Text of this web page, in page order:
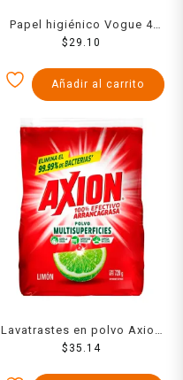
Papel higiénico Vogue 4
rollos de 400 hojas dobles
$29.10
Añadir al carrito
Lavatrastes en polvo Axion
limón 720 g
$ 35.14